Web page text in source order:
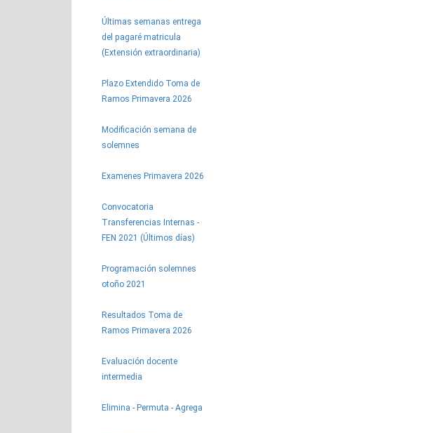
Últimas semanas entrega
del pagaré matricula
(Extensión extraordinaria)
Plazo Extendido Toma de
Ramos Primavera 2026
Modificación semana de
solemnes
Examenes Primavera 2026
Convocatoria
Transferencias Internas -
FEN 2021 (Últimos días)
Programación solemnes
otoño 2021
Resultados Toma de
Ramos Primavera 2026
Evaluación docente
intermedia
Elimina - Permuta - Agrega